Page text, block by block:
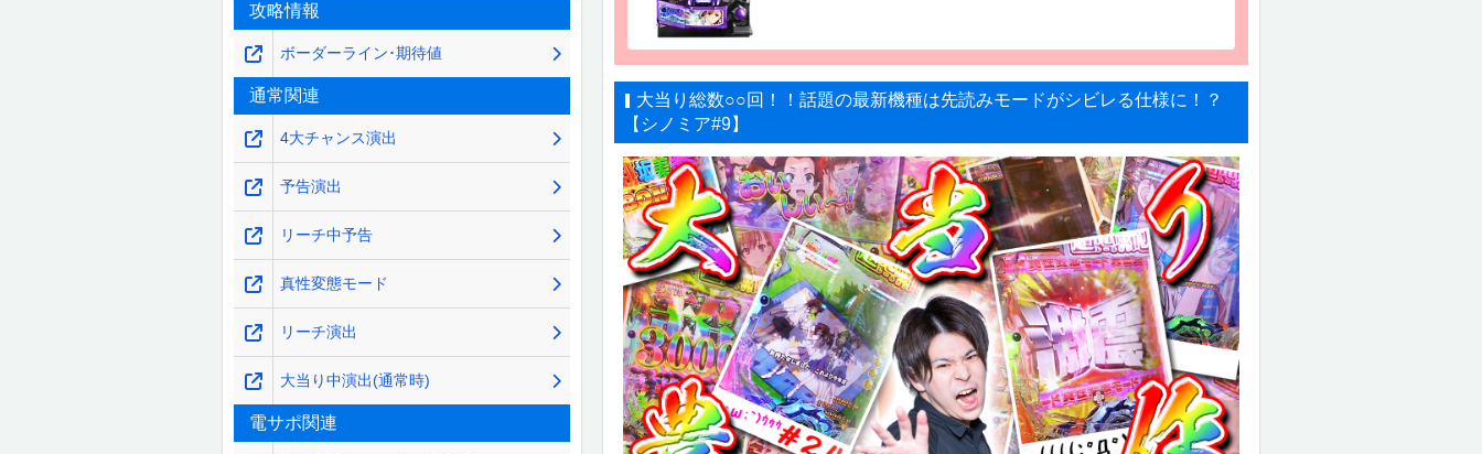
大当り総数○○回！！話題の最新機種は先読みモードがシビレる仕様に！？
【シノミア#9】
攻略情報
ボーダーライン･期待値
通常関連
4大チャンス演出
予告演出
リーチ中予告
真性変態モード
リーチ演出
大当り中演出(通常時)
電サポ関連